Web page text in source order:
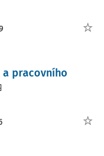
a pracovního